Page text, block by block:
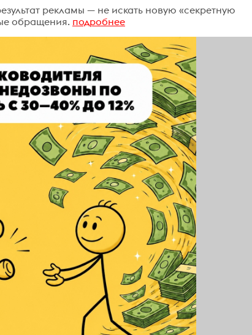
рекламы — не искать новую «секретную
обращения. подробнее